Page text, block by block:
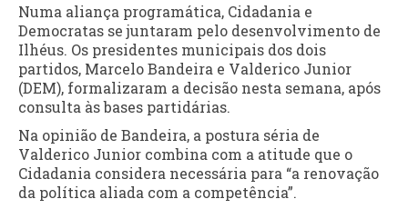
Numa aliança programática, Cidadania e
Democratas se juntaram pelo desenvolvimento de
Ilhéus. Os presidentes municipais dos dois
partidos, Marcelo Bandeira e Valderico Junior
(DEM), formalizaram a decisão nesta semana, após
consulta às bases partidárias.
Na opinião de Bandeira, a postura séria de
Valderico Junior combina com a atitude que o
Cidadania considera necessária para “a renovação
da política aliada com a competência”.